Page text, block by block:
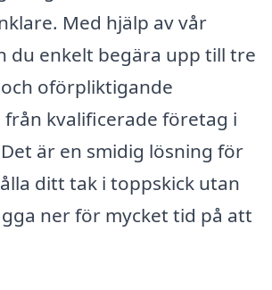
Med hjälp av vår
du enkelt begära upp till tre
oförpliktigande
kvalificerade företag i
är en smidig lösning för
ditt tak i toppskick utan
ner för mycket tid på att